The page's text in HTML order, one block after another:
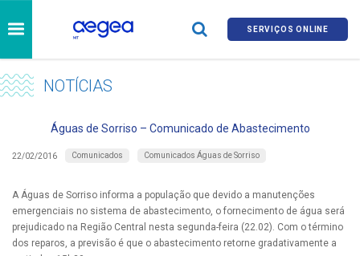
SERVIÇOS ONLINE
NOTÍCIAS
Águas de Sorriso – Comunicado de Abastecimento
22/02/2016 Comunicados Comunicados Águas de Sorriso
A Águas de Sorriso informa a população que devido a manutenções
emergenciais no sistema de abastecimento, o fornecimento de água será
prejudicado na Região Central nesta segunda-feira (22.02). Com o término
dos reparos, a previsão é que o abastecimento retorne gradativamente a